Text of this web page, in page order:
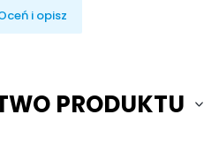
i opisz
PRODUKTU